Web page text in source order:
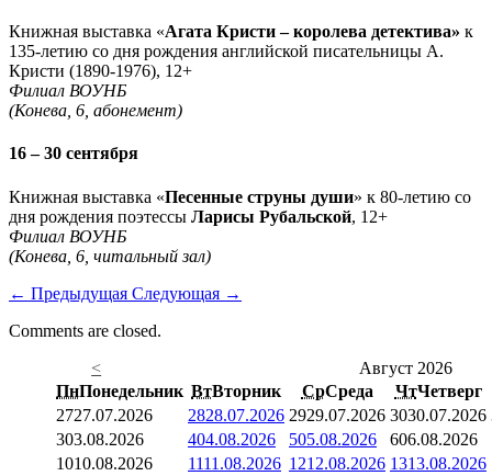
Книжная выставка «Агата Кристи – королева детектива» к
135-летию со дня рождения английской писательницы А.
Кристи (1890-1976), 12+
Филиал ВОУНБ
(Конева, 6, абонемент)
16 – 30 сентября
Книжная выставка «Песенные струны души» к 80-летию со
дня рождения поэтессы Ларисы Рубальской, 12+
Филиал ВОУНБ
(Конева, 6, читальный зал)
← Предыдущая Следующая →
Comments are closed.
<
Август 2026
ПнПонедельник ВтВторник СрСреда ЧтЧетверг
2727.07.2026 2828.07.2026 2929.07.2026 3030.07.2026
303.08.2026 404.08.2026 505.08.2026 606.08.2026
1010.08.2026 1111.08.2026 1212.08.2026 1313.08.2026